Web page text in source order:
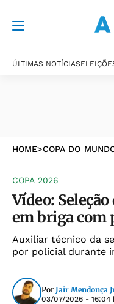
ÚLTIMAS NOTÍCIAS
HOME>COPA DO
COPA 2026
Vídeo:
em briga com
Auxiliar técnico da
por policial durante
Por Jair Mendonça
03/07/2026 - 16:04